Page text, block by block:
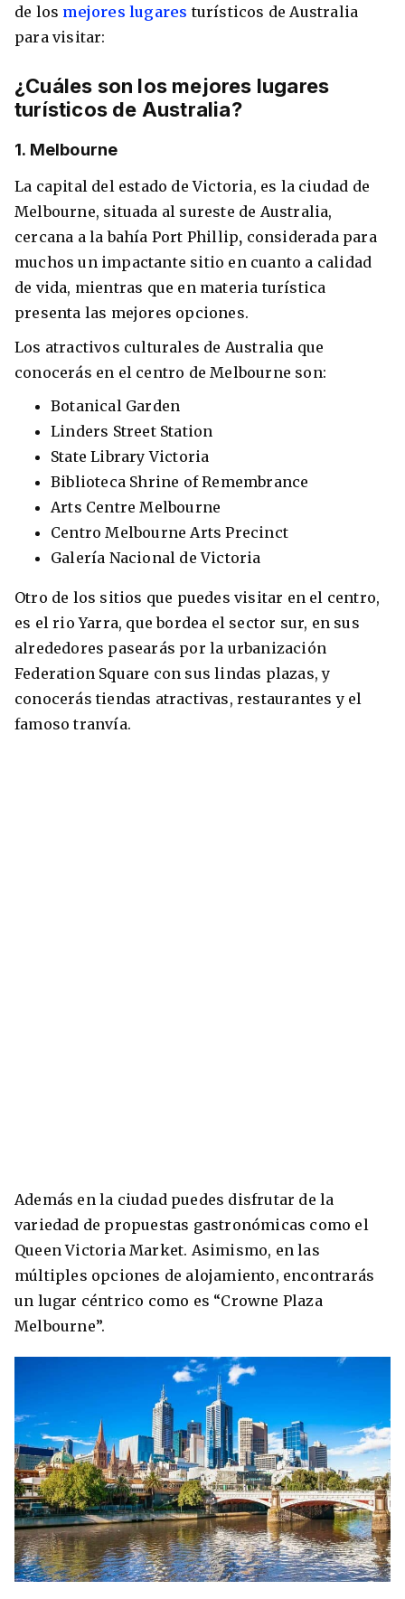
+30 Summer English for Professionals en
Melbourne
de los mejores lugares turísticos de Australia
para visitar:
¿Cuáles son los mejores lugares
turísticos de Australia?
1. Melbourne
La capital del estado de Victoria, es la ciudad de
Melbourne, situada al sureste de Australia,
cercana a la bahía Port Phillip, considerada para
muchos un impactante sitio en cuanto a calidad
de vida, mientras que en materia turística
presenta las mejores opciones.
Los atractivos culturales de Australia que
conocerás en el centro de Melbourne son:
Botanical Garden
Linders Street Station
State Library Victoria
Biblioteca Shrine of Remembrance
Arts Centre Melbourne
Centro Melbourne Arts Precinct
Galería Nacional de Victoria
Otro de los sitios que puedes visitar en el centro,
es el rio Yarra, que bordea el sector sur, en sus
alrededores pasearás por la urbanización
Federation Square con sus lindas plazas, y
conocerás tiendas atractivas, restaurantes y el
famoso tranvía.
Además en la ciudad puedes disfrutar de la
variedad de propuestas gastronómicas como el
Queen Victoria Market. Asimismo, en las
múltiples opciones de alojamiento, encontrarás
un lugar céntrico como es “Crowne Plaza
Melbourne”.